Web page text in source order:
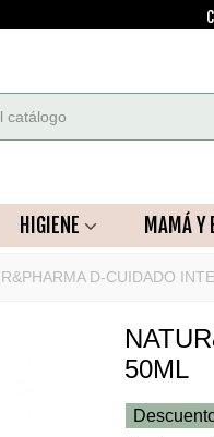
HIGIENE MAMÁ Y
D-CUIDADO
50ML